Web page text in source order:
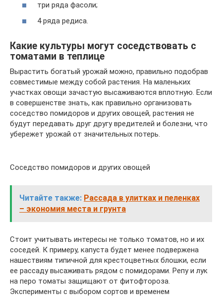
три ряда фасоли;
4 ряда редиса.
Какие культуры могут соседствовать с
томатами в теплице
Вырастить богатый урожай можно, правильно подобрав
совместимые между собой растения. На маленьких
участках овощи зачастую высаживаются вплотную. Если
в совершенстве знать, как правильно организовать
соседство помидоров и других овощей, растения не
будут передавать друг другу вредителей и болезни, что
убережет урожай от значительных потерь.
Соседство помидоров и других овощей
Читайте также: Рассада в улитках и пеленках
– экономия места и грунта
Стоит учитывать интересы не только томатов, но и их
соседей. К примеру, капуста будет менее подвержена
нашествиям типичной для крестоцветных блошки, если
ее рассаду высаживать рядом с помидорами. Репу и лук
на перо томаты защищают от фитофтороза.
Эксперименты с выбором сортов и временем